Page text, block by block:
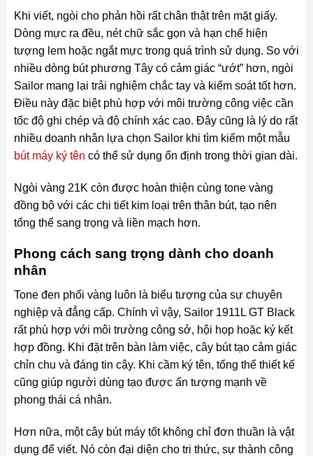
Khi viết, ngòi cho phản hồi rất chân thật trên mặt giấy.
Dòng mực ra đều, nét chữ sắc gọn và hạn chế hiện
tượng lem hoặc ngắt mực trong quá trình sử dụng. So với
nhiều dòng bút phương Tây có cảm giác “ướt” hơn, ngòi
Sailor mang lại trải nghiệm chắc tay và kiểm soát tốt hơn.
Điều này đặc biệt phù hợp với môi trường công việc cần
tốc độ ghi chép và độ chính xác cao. Đây cũng là lý do rất
nhiều doanh nhân lựa chọn Sailor khi tìm kiếm một mẫu
bút máy ký tên có thể sử dụng ổn định trong thời gian dài.
Ngòi vàng 21K còn được hoàn thiện cùng tone vàng
đồng bộ với các chi tiết kim loại trên thân bút, tạo nên
tổng thể sang trọng và liền mạch hơn.
Phong cách sang trọng dành cho doanh
nhân
Tone đen phối vàng luôn là biểu tượng của sự chuyên
nghiệp và đẳng cấp. Chính vì vậy, Sailor 1911L GT Black
rất phù hợp với môi trường công sở, hội họp hoặc ký kết
hợp đồng. Khi đặt trên bàn làm việc, cây bút tạo cảm giác
chỉn chu và đáng tin cậy. Khi cầm ký tên, tổng thể thiết kế
cũng giúp người dùng tạo được ấn tượng mạnh về
phong thái cá nhân.
Hơn nữa, một cây bút máy tốt không chỉ đơn thuần là vật
dụng để viết. Nó còn đại diện cho tri thức, sự thành công